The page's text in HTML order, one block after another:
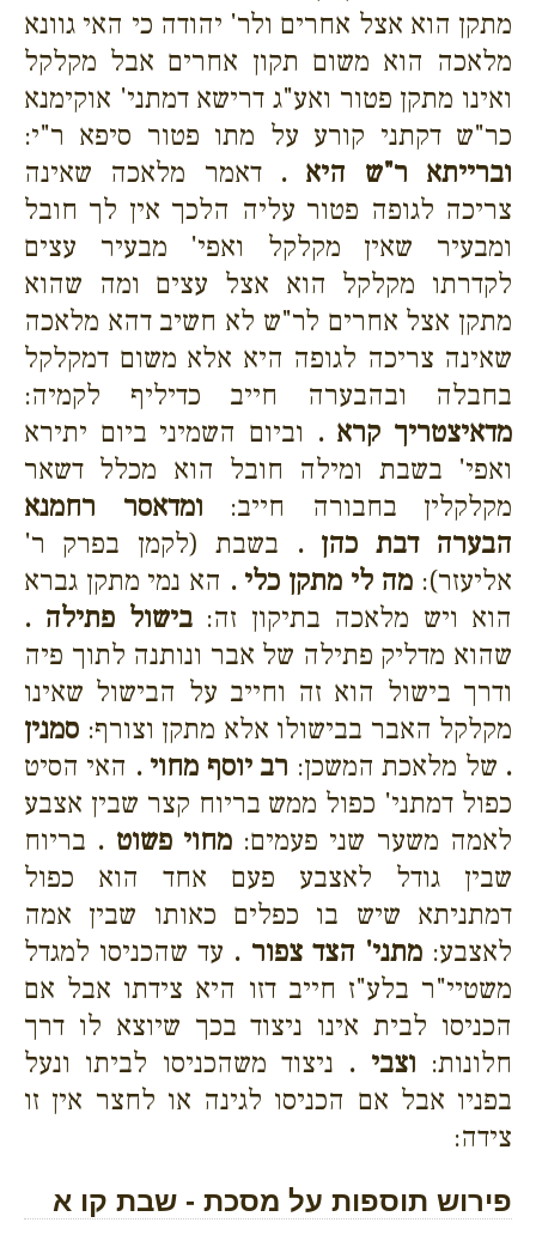
מתקן הוא אצל אחרים ולר' יהודה כי האי גוונא
מלאכה הוא משום תקון אחרים אבל מקלקל
ואינו מתקן פטור ואע"ג דרישא דמתני' אוקימנא
כר"ש דקתני קורע על מתו פטור סיפא ר"י:
וברייתא ר"ש היא . דאמר מלאכה שאינה
צריכה לגופה פטור עליה הלכך אין לך חובל
ומבעיר שאין מקלקל ואפי' מבעיר עצים
לקדרתו מקלקל הוא אצל עצים ומה שהוא
מתקן אצל אחרים לר"ש לא חשיב דהא מלאכה
שאינה צריכה לגופה היא אלא משום דמקלקל
בחבלה ובהבערה חייב כדיליף לקמיה:
מדאיצטריך קרא . וביום השמיני ביום יתירא
ואפי' בשבת ומילה חובל הוא מכלל דשאר
מקלקלין בחבורה חייב: ומדאסר רחמנא
הבערה דבת כהן . בשבת (לקמן בפרק ר'
אליעזר): מה לי מתקן כלי . הא נמי מתקן גברא
הוא ויש מלאכה בתיקון זה:בישול פתילה .
שהוא מדליק פתילה של אבר ונותנה לתוך פיה
ודרך בישול הוא זה וחייב על הבישול שאינו
מקלקל האבר בבישולו אלא מתקן וצורף: סמנין
. של מלאכת המשכן: רב יוסף מחוי . האי הסיט
כפול דמתני' כפול ממש בריוח קצר שבין אצבע
לאמה משער שני פעמים:מחוי פשוט . בריוח
שבין גודל לאצבע פעם אחד הוא כפול
דמתניתא שיש בו כפלים כאותו שבין אמה
לאצבע:מתני' הצד צפור . עד שהכניסו למגדל
משטיי"ר בלע"ז חייב דזו היא צידתו אבל אם
הכניסו לבית אינו ניצוד בכך שיוצא לו דרך
חלונות: וצבי . ניצוד משהכניסו לביתו ונעל
בפניו אבל אם הכניסו לגינה או לחצר אין זו
צידה:
פירוש תוספות על מסכת - שבת קו א